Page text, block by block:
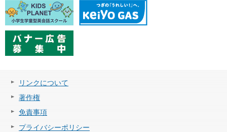
リンクについて
著作権
免責事項
プライバシーポリシー